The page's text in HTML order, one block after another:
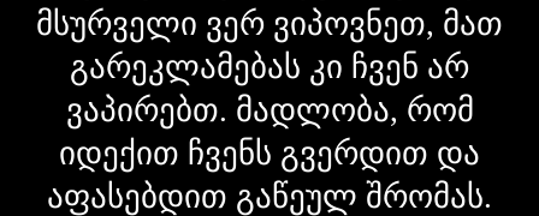
მსურველი ვერ ვიპოვნეთ, მათ
გარეკლამებას კი ჩვენ არ
ვაპირებთ. მადლობა, რომ
იდექით ჩვენს გვერდით და
აფასებდით გაწეულ შრომას.